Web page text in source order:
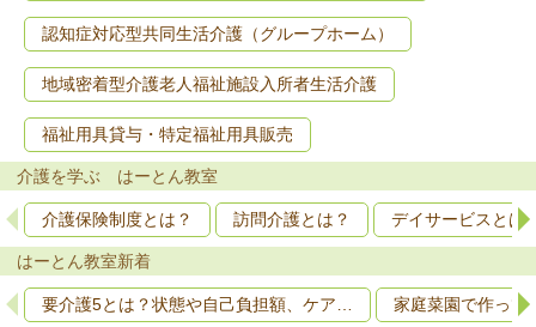
認知症対応型共同生活介護（グループホーム）
地域密着型介護老人福祉施設入所者生活介護
福祉用具貸与・特定福祉用具販売
介護を学ぶ はーとん教室
介護保険制度とは？ 訪問介護とは？ デイサービスとは
はーとん教室新着
要介護5とは？状態や自己負担額、ケア… 家庭菜園で作っ